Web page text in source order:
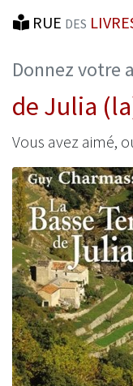
RUE DES
Donnez votre
de Julia
Vous avez aimé,